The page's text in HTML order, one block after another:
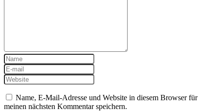
Name, E-Mail-Adresse und Website in diesem Browser für
meinen nächsten Kommentar speichern.